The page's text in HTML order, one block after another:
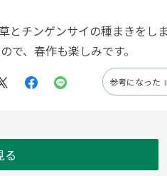
とチンゲンサイの種まきをし
、春作も楽しみです。
参考になった
る